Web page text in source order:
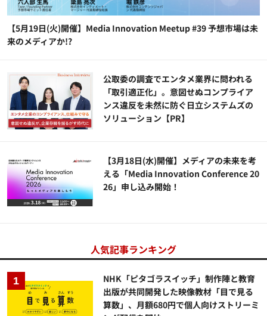
【5月19日(火)開催】Media Innovation Meetup #39 予想市場は未
来のメディアか!?
公​​取委の調査でエンタメ業界に問われる
「取引適正化」。意図せぬコンプライア
ンス違反を未然に防ぐ日立システムズの
ソリューション​【PR】
【3月18日(水)開催】メディアの未来を考
える「Media Innovation Conference 20
26」申し込み開始！
人気記事ランキング
NHK「ピタゴラスイッチ」制作陣と教育
出版が共同開発した映像教材「目で見る
算数」、月額680円で個人向けストリーミ